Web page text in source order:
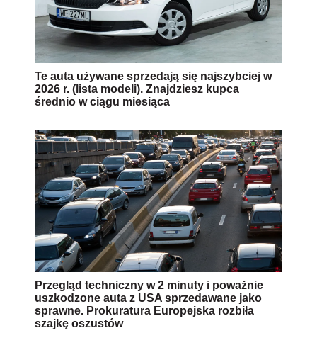
Te auta używane sprzedają się najszybciej w
2026 r. (lista modeli). Znajdziesz kupca
średnio w ciągu miesiąca
Przegląd techniczny w 2 minuty i poważnie
uszkodzone auta z USA sprzedawane jako
sprawne. Prokuratura Europejska rozbiła
szajkę oszustów